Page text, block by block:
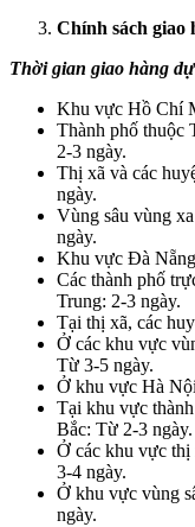
Chính sách giao
Thời gian giao hàng
Khu vực Hồ Chí
Thành phố thuộc
2-3 ngày.
Thị xã và các
ngày.
Vùng sâu vùng
ngày.
Khu vực Đà
Các thành phố
Trung: 2-3 ngày.
Tại thị xã, các
Ở các khu vực
Từ 3-5 ngày.
Ở khu vực Hà
Tại khu vực
Bắc: Từ 2-3 ngày.
Ở các khu vực thị
3-4 ngày.
Ở khu vực vùng
ngày.